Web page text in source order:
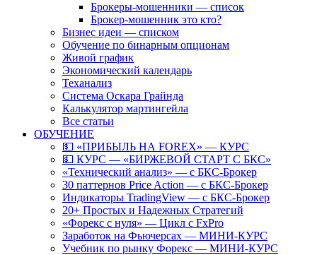
Брокеры-мошенники — список
Брокер-мошенник это кто?
Бизнес идеи — списком
Обучение по бинарным опционам
Живой график
Экономический календарь
Теханализ
Система Оскара Грайнда
Калькулятор мартингейла
Все статьи
ОБУЧЕНИЕ
💵 «ПРИБЫЛЬ НА FOREX» — КУРС
💵 КУРС — «БИРЖЕВОЙ СТАРТ С БКС»
«Технический анализ» — с БКС-Брокер
30 паттернов Price Action — с БКС-Брокер
Индикаторы TradingView — с БКС-Брокер
20+ Простых и Надежных Стратегий
«Форекс с нуля» — Цикл с FxPro
Заработок на Фьючерсах — МИНИ-КУРС
Учебник по рынку Форекс — МИНИ-КУРС